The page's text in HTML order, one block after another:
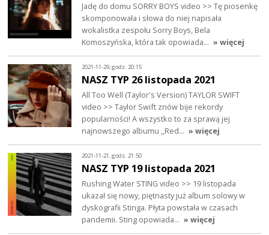
Jadę do domu SORRY BOYS video >> Tę piosenkę
skomponowała i słowa do niej napisała
wokalistka zespołu Sorry Boys, Bela
Komoszyńska, która tak opowiada… » więcej
2021-11-29, godz. 20:15
NASZ TYP 26 listopada 2021
All Too Well (Taylor's Version) TAYLOR SWIFT
video >> Taylor Swift znów bije rekordy
popularności! A wszystko to za sprawą jej
najnowszego albumu ,,Red… » więcej
2021-11-21, godz. 21:50
NASZ TYP 19 listopada 2021
Rushing Water STING video >> 19 listopada
ukazał się nowy, piętnasty już album solowy w
dyskografii Stinga. Płyta powstała w czasach
pandemii. Sting opowiada… » więcej